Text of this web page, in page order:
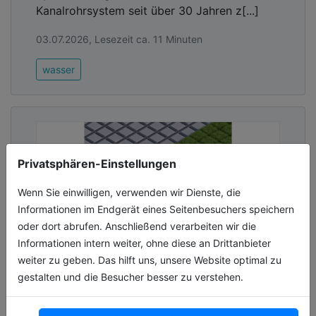
Privatsphären-Einstellungen
Wenn Sie einwilligen, verwenden wir Dienste, die
Informationen im Endgerät eines Seitenbesuchers speichern
oder dort abrufen. Anschließend verarbeiten wir die
Informationen intern weiter, ohne diese an Drittanbieter
weiter zu geben. Das hilft uns, unsere Website optimal zu
gestalten und die Besucher besser zu verstehen.
Grundwasserneubildung bei. Gleichzeitig entfallen
ökologischer und ökonomischer Vorteil.
Fazit: Maßgeschneiderte Lösung für
Regenwasserbehandlung auf Sportanlagen gibt,
war eine Einzelfallgenehmigung notwendig. Die
gewählte Vollstrom-Filtrationslösung erfüllt die
schützt das Grundwasser zuverlässig vor
Mikroplastik. Der Nauheimer Sportpark setzt damit
ein starkes Zeichen für nachhaltige Infrastruktur im
Sportbereich. ACO ist stolz, mit seinen Produkten
und seiner Expertise Teil dieses
zukunftsweisenden Projekts zu sein.
Advertising
Kanalrohrsystem seit über 30 Jahren z[...]
03.07.2026, Lesezeit ca. 11 Minuten
wasser
Leistung